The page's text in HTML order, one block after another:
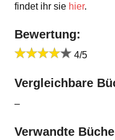
findet ihr sie hier.
Bewertung:
4/5
Vergleichbare
–
Verwandte